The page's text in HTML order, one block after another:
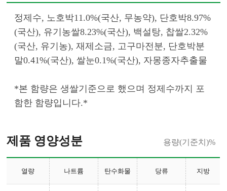
정제수, 노호박11.0%(국산, 무농약), 단호박8.97%
(국산), 유기농쌀8.23%(국산), 백설탕, 찹쌀2.32%
(국산, 유기농), 재제소금, 고구마전분, 단호박분
말0.41%(국산), 쌀눈0.1%(국산), 자몽종자추출물
*본 함량은 생쌀기준으로 했으며 정제수까지 포
제품 영양성분 용량(기준치)%
열량 나트륨 탄수화물 당류 지방